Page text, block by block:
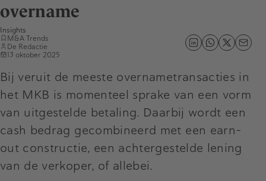
overname
Insights
M&A Trends
De Redactie
13 oktober 2025
Bij veruit de meeste overnametransacties in
het MKB is momenteel sprake van een vorm
van uitgestelde betaling. Daarbij wordt een
cash bedrag gecombineerd met een earn-
out constructie, een achtergestelde lening
van de verkoper, of allebei.